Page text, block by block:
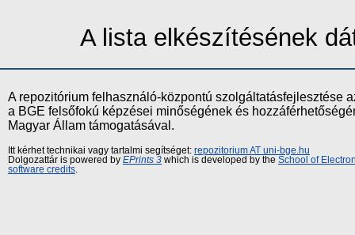
A lista elkészítésének
A repozitórium felhasználó-központú szolgáltatásfejlesztése
a BGE felsőfokú képzései minőségének és
Magyar Állam támogatásával.
Itt kérhet technikai vagy tartalmi segítséget: repozitorium AT uni-bge.hu
Dolgozattár is powered by EPrints 3 which is developed by the School of
software credits